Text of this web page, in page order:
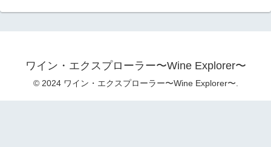
ワイン・エクスプローラー〜Wine Explorer〜
© 2024 ワイン・エクスプローラー〜Wine Explorer〜.